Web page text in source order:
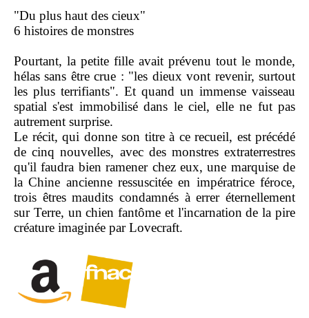
"Du plus haut des cieux"
6 histoires de monstres
Pourtant, la petite fille avait prévenu tout le monde,
hélas sans être crue : "les dieux vont revenir, surtout
les plus terrifiants". Et quand un immense vaisseau
spatial s'est immobilisé dans le ciel, elle ne fut pas
autrement surprise.
Le récit, qui donne son titre à ce recueil, est précédé
de cinq nouvelles, avec des monstres extraterrestres
qu'il faudra bien ramener chez eux, une marquise de
la Chine ancienne ressuscitée en impératrice féroce,
trois êtres maudits condamnés à errer éternellement
sur Terre, un chien fantôme et l'incarnation de la pire
créature imaginée par Lovecraft.